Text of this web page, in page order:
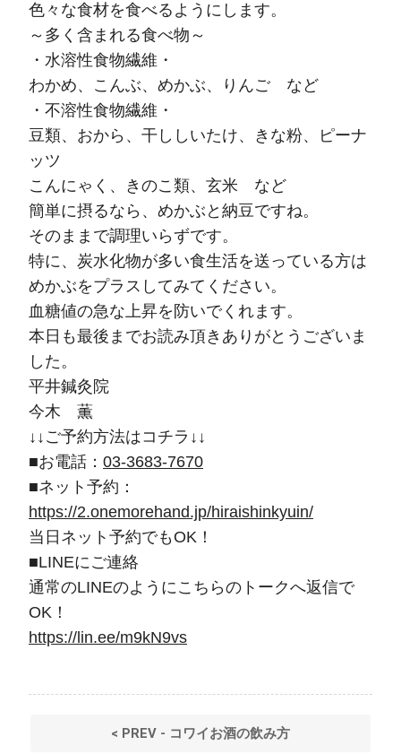
色々な食材を食べるようにします。
～多く含まれる食べ物～
・水溶性食物繊維・
わかめ、こんぶ、めかぶ、りんご など
・不溶性食物繊維・
豆類、おから、干ししいたけ、きな粉、ピーナ
ッツ
こんにゃく、きのこ類、玄米 など
簡単に摂るなら、めかぶと納豆ですね。
そのままで調理いらずです。
特に、炭水化物が多い食生活を送っている方は
めかぶをプラスしてみてください。
血糖値の急な上昇を防いでくれます。
本日も最後までお読み頂きありがとうございま
した。
平井鍼灸院
今木 薫
↓↓ご予約方法はコチラ↓↓
■お電話： 03-3683-7670
■ネット予約：
https://2.onemorehand.jp/hiraishinkyuin/
当日ネット予約でもOK！
■LINEにご連絡
通常のLINEのようにこちらのトークへ返信で
OK！
https://lin.ee/m9kN9vs
< PREV - コワイお酒の飲み方